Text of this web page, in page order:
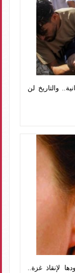
والتاريخ لن
لإنقاذ غزة..